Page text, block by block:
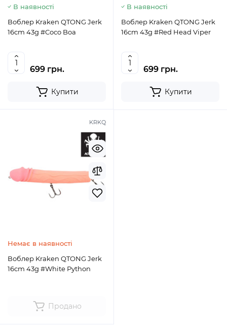
В наявності
Воблер Kraken QTONG Jerk
16cm 43g #Coco Boa
699 грн.
Купити
В наявності
Воблер Kraken QTONG Jerk
16cm 43g #Red Head Viper
699 грн.
Купити
KRKQ
Немає в наявності
Воблер Kraken QTONG Jerk
16cm 43g #White Python
Продано